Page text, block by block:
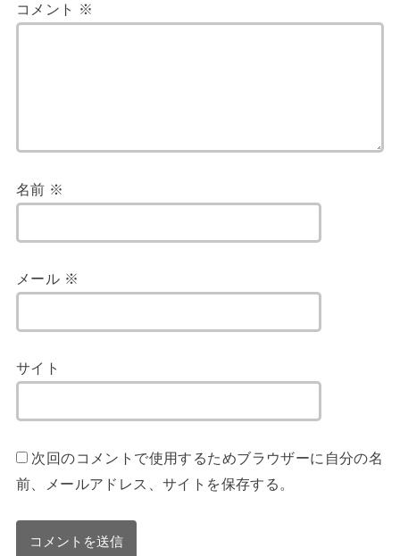
コメント ※
名前 ※
メール ※
サイト
次回のコメントで使用するためブラウザーに自分の名
前、メールアドレス、サイトを保存する。